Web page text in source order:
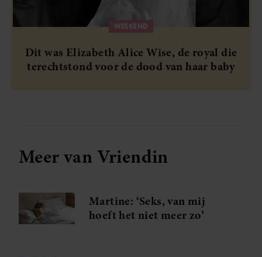
WEEKEND
Dit was Elizabeth Alice Wise, de royal die
terechtstond voor de dood van haar baby
Meer van Vriendin
Martine: ‘Seks, van mij
hoeft het niet meer zo’